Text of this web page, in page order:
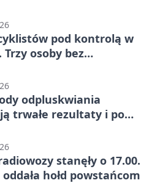
pod kontrolą w
Trzy osoby bez
odpluskwiania
trwałe rezultaty i po
stanęły o 17.00.
hołd powstańcom